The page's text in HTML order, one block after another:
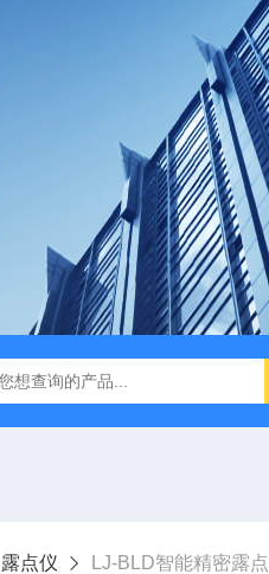
LJ-S104手持式水质总磷总氮检
露点仪 LJ-BLD智能精密露